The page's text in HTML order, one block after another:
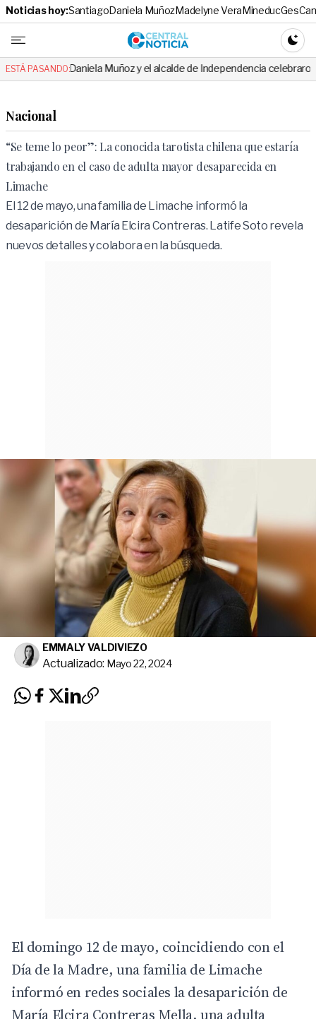
Noticias hoy:SantiagoDaniela MuñozMadelyne VeraMineducGes
Central
ESTÁ PASANDO:
Muñoz y el alcalde de Independencia celebraron hito: el
Nacional
“Se teme lo peor”: La conocida tarotista chilena que estaría
trabajando en el caso de adulta mayor desaparecida en
Limache
El 12 de mayo, una familia de Limache informó la
desaparición de María Elcira Contreras. Latife Soto revela
nuevos detalles y colabora en la búsqueda.
EMMALY VALDIVIEZO
Actualizado: Mayo 22, 2024
El domingo 12 de mayo, coincidiendo con el
Día de la Madre, una familia de Limache
informó en redes sociales la desaparición de
María Elcira Contreras Mella, una adulta